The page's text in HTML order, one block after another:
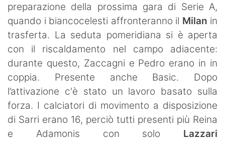
preparazione della prossima gara di Serie A,
quando i biancocelesti affronteranno il Milan in
trasferta. La seduta pomeridiana si è aperta
con il riscaldamento nel campo adiacente:
durante questo, Zaccagni e Pedro erano in in
coppia. Presente anche Basic. Dopo
l’attivazione c'è stato un lavoro basato sulla
forza. I calciatori di movimento a disposizione
di Sarri erano 16, perciò tutti presenti più Reina
e Adamonis con solo Lazzari